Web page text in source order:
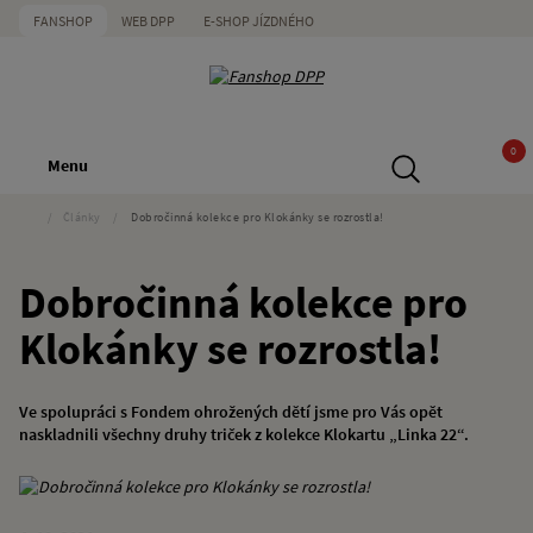
FANSHOP WEB DPP E-SHOP JÍZDNÉHO
Menu
0
Články Dobročinná kolekce pro Klokánky se rozrostla!
Dobročinná kolekce pro
Klokánky se rozrostla!
Ve spolupráci s Fondem ohrožených dětí jsme pro Vás opět
naskladnili všechny druhy triček z kolekce Klokartu „Linka 22“.